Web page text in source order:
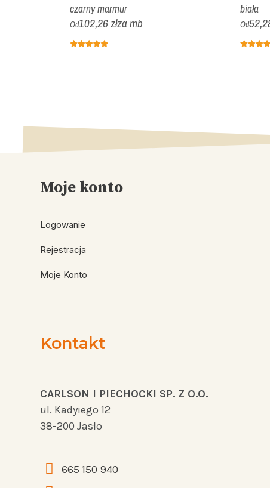
czarny marmur
Od102,26 złza mb
biała
Od
Moje konto
Logowanie
Rejestracja
Moje Konto
Kontakt
CARLSON I PIECHOCKI SP. Z O.O.
ul. Kadyiego 12
38-200 Jasło
665 150 940